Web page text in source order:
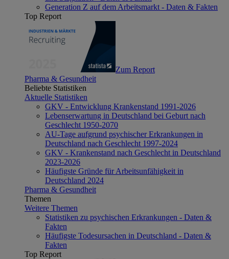
Generation Z auf dem Arbeitsmarkt - Daten & Fakten
Top Report
Zum Report
Pharma & Gesundheit
Beliebte Statistiken
Aktuelle Statistiken
GKV - Entwicklung Krankenstand 1991-2026
Lebenserwartung in Deutschland bei Geburt nach
Geschlecht 1950-2070
AU-Tage aufgrund psychischer Erkrankungen in
Deutschland nach Geschlecht 1997-2024
GKV - Krankenstand nach Geschlecht in Deutschland
2023-2026
Häufigste Gründe für Arbeitsunfähigkeit in
Deutschland 2024
Pharma & Gesundheit
Themen
Weitere Themen
Statistiken zu psychischen Erkrankungen - Daten &
Fakten
Häufigste Todesursachen in Deutschland - Daten &
Fakten
Top Report